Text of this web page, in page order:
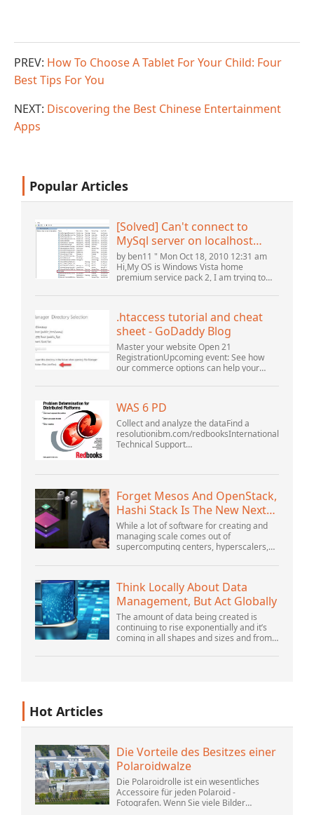
PREV: How To Choose A Tablet For Your Child: Four
Best Tips For You
NEXT: Discovering the Best Chinese Entertainment
Apps
Popular Articles
[Solved] Can't connect to
MySql server on localhost
(10061) (View topic) * Apache
OpenOffice Community
Forum
by ben11 " Mon Oct 18, 2010 12:31 am
Hi,My OS is Windows Vista home
premium service pack 2, I am trying to
version 5.1. I started the openOffice.org 3
.htaccess tutorial and cheat
sheet - GoDaddy Blog
Master your website Open 21
RegistrationUpcoming event: See how
our commerce options can help your
at GoDaddy Open 2021 on September
WAS 6 PD
Collect and analyze the dataFind a
resolutionibm.com/redbooksInternational
Technical Support
Distributed PlatformsNovember 2005
Forget Mesos And OpenStack,
Hashi Stack Is The New Next
Platform
While a lot of software for creating and
managing scale comes out of
supercomputing centers, hyperscalers,
there is still plenty of innovation being
Think Locally About Data
Management, But Act Globally
The amount of data being created is
continuing to rise exponentially and it’s
coming in all shapes and sizes and from
increasingly – unstructured and being
Hot Articles
Die Vorteile des Besitzes einer
Polaroidwalze
Die Polaroidrolle ist ein wesentliches
Accessoire für jeden Polaroid -
Fotografen. Wenn Sie viele Bilder